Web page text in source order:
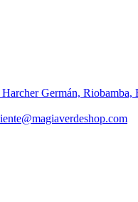
Germán, Riobamba,
Se